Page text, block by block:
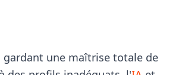
une maîtrise totale de